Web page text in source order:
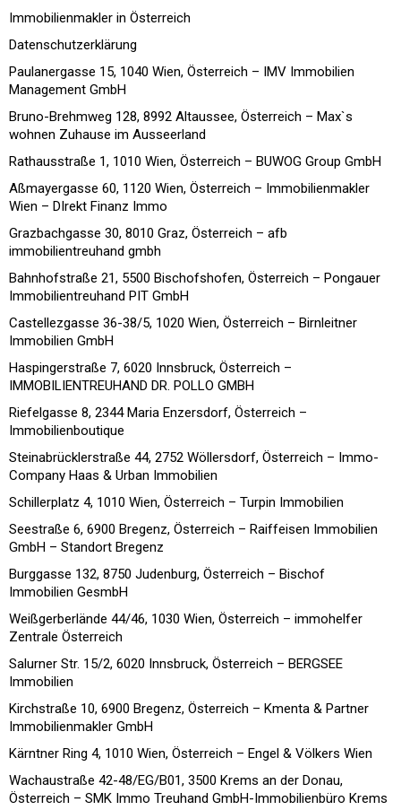
Immobilienmakler in Österreich
Datenschutzerklärung
Paulanergasse 15, 1040 Wien, Österreich – IMV Immobilien
Management GmbH
Bruno-Brehmweg 128, 8992 Altaussee, Österreich – Max`s
wohnen Zuhause im Ausseerland
Rathausstraße 1, 1010 Wien, Österreich – BUWOG Group GmbH
Aßmayergasse 60, 1120 Wien, Österreich – Immobilienmakler
Wien – DIrekt Finanz Immo
Grazbachgasse 30, 8010 Graz, Österreich – afb
immobilientreuhand gmbh
Bahnhofstraße 21, 5500 Bischofshofen, Österreich – Pongauer
Immobilientreuhand PIT GmbH
Castellezgasse 36-38/5, 1020 Wien, Österreich – Birnleitner
Immobilien GmbH
Haspingerstraße 7, 6020 Innsbruck, Österreich –
IMMOBILIENTREUHAND DR. POLLO GMBH
Riefelgasse 8, 2344 Maria Enzersdorf, Österreich –
Immobilienboutique
Steinabrücklerstraße 44, 2752 Wöllersdorf, Österreich – Immo-
Company Haas & Urban Immobilien
Schillerplatz 4, 1010 Wien, Österreich – Turpin Immobilien
Seestraße 6, 6900 Bregenz, Österreich – Raiffeisen Immobilien
GmbH – Standort Bregenz
Burggasse 132, 8750 Judenburg, Österreich – Bischof
Immobilien GesmbH
Weißgerberlände 44/46, 1030 Wien, Österreich – immohelfer
Zentrale Österreich
Salurner Str. 15/2, 6020 Innsbruck, Österreich – BERGSEE
Immobilien
Kirchstraße 10, 6900 Bregenz, Österreich – Kmenta & Partner
Immobilienmakler GmbH
Kärntner Ring 4, 1010 Wien, Österreich – Engel & Völkers Wien
Wachaustraße 42-48/EG/B01, 3500 Krems an der Donau,
Österreich – SMK Immo Treuhand GmbH-Immobilienbüro Krems